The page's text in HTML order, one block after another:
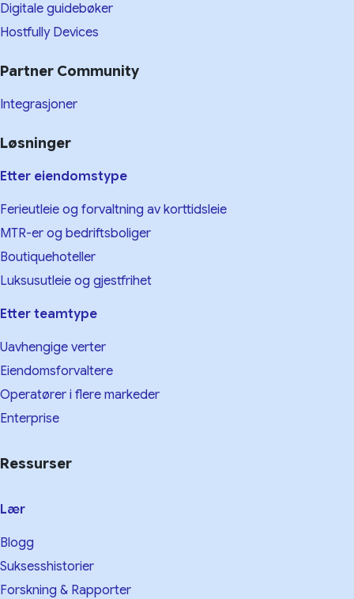
Digitale guidebøker
Hostfully Devices
Partner Community
Integrasjoner
Løsninger
Etter eiendomstype
Ferieutleie og forvaltning av korttidsleie
MTR-er og bedriftsboliger
Boutiquehoteller
Luksusutleie og gjestfrihet
Etter teamtype
Uavhengige verter
Eiendomsforvaltere
Operatører i flere markeder
Enterprise
Ressurser
Lær
Blogg
Suksesshistorier
Forskning & Rapporter